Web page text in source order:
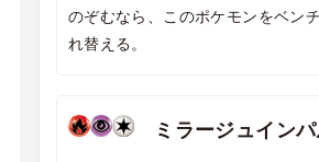
のぞむなら、このポケモンをベン
れ替える。
ミラージュイン